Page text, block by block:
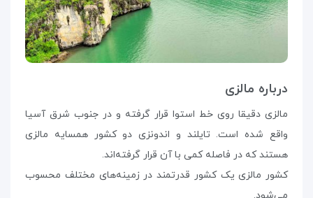
درباره مالزی
مالزی دقیقا روی خط استوا قرار گرفته و در جنوب شرق آسیا
واقع شده است. تایلند و اندونزی دو کشور همسایه مالزی
هستند که در فاصله کمی با آن قرار گرفته‌اند.
کشور مالزی یک کشور قدرتمند در زمینه‌های مختلف محسوب